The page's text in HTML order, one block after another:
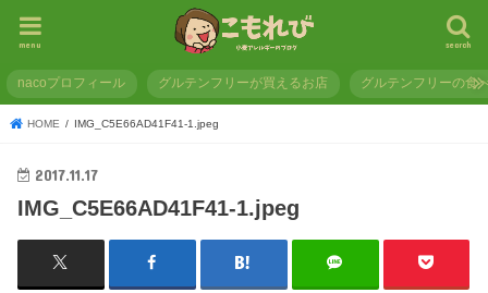
search
menu
nacoプロフィール グルテンフリーが買えるお店 グルテンフリーの食
HOME IMG_C5E66AD41F41-1.jpeg
2017.11.17
IMG_C5E66AD41F41-1.jpeg